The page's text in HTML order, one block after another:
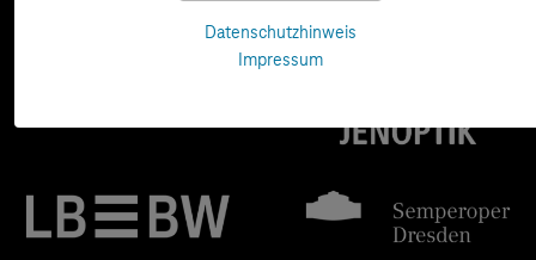
Datenschutzhinweis
Impressum